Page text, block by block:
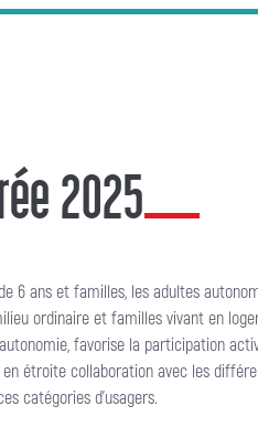
2025
6 ans et familles, les adultes
ordinaire et familles vivant en
favorise la participation
étroite collaboration avec les
catégories d’usagers.